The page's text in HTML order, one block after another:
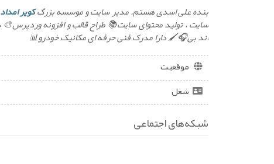
بنده علی اسدی هستم. مدیر سایت و موسسه بزرگکویر امداد
اند بی🎧🖌️ دارا مدرک فنی حرفه ای مکانیک خودرو📊
موقعیت
شغل
شبکه‌های اجتماعی